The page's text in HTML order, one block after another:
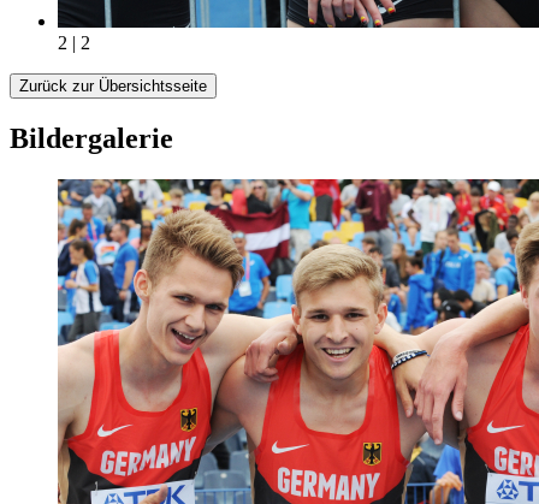
2 | 2
Zurück zur Übersichtsseite
Bildergalerie